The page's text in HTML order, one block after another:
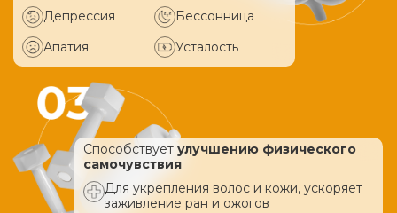
Депрессия
Бессонница
Апатия
Усталость
Способствует улучшению физического
самочувствия
Для укрепления волос и кожи, ускоряет
заживление ран и ожогов